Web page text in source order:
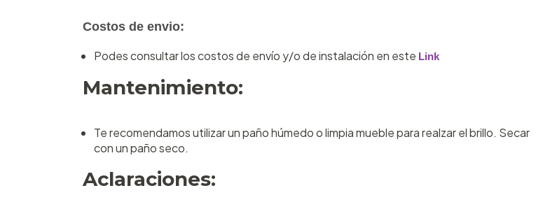
Costos de envio:
Podes consultar los costos de envío y/o de instalación en este Link
Mantenimiento:
Te recomendamos utilizar un paño húmedo o limpia mueble para realzar el brillo. Secar
con un paño seco.
Aclaraciones: